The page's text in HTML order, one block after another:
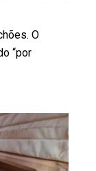
O
“por